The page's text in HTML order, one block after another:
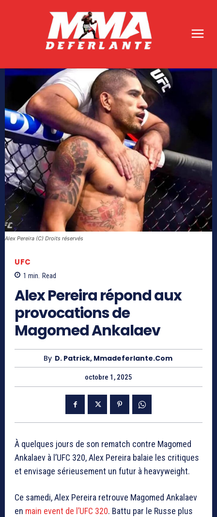
Alex Pereira (C) Droits réservés
UFC
1 min. Read
Alex Pereira répond aux
provocations de
Magomed Ankalaev
By D. Patrick, Mmadeferlante.com
octobre 1, 2025
À quelques jours de son rematch contre Magomed
Ankalaev à l’UFC 320, Alex Pereira balaie les critiques
et envisage sérieusement un futur à heavyweight.
Ce samedi, Alex Pereira retrouve Magomed Ankalaev
en main event de l’UFC 320. Battu par le Russe plus